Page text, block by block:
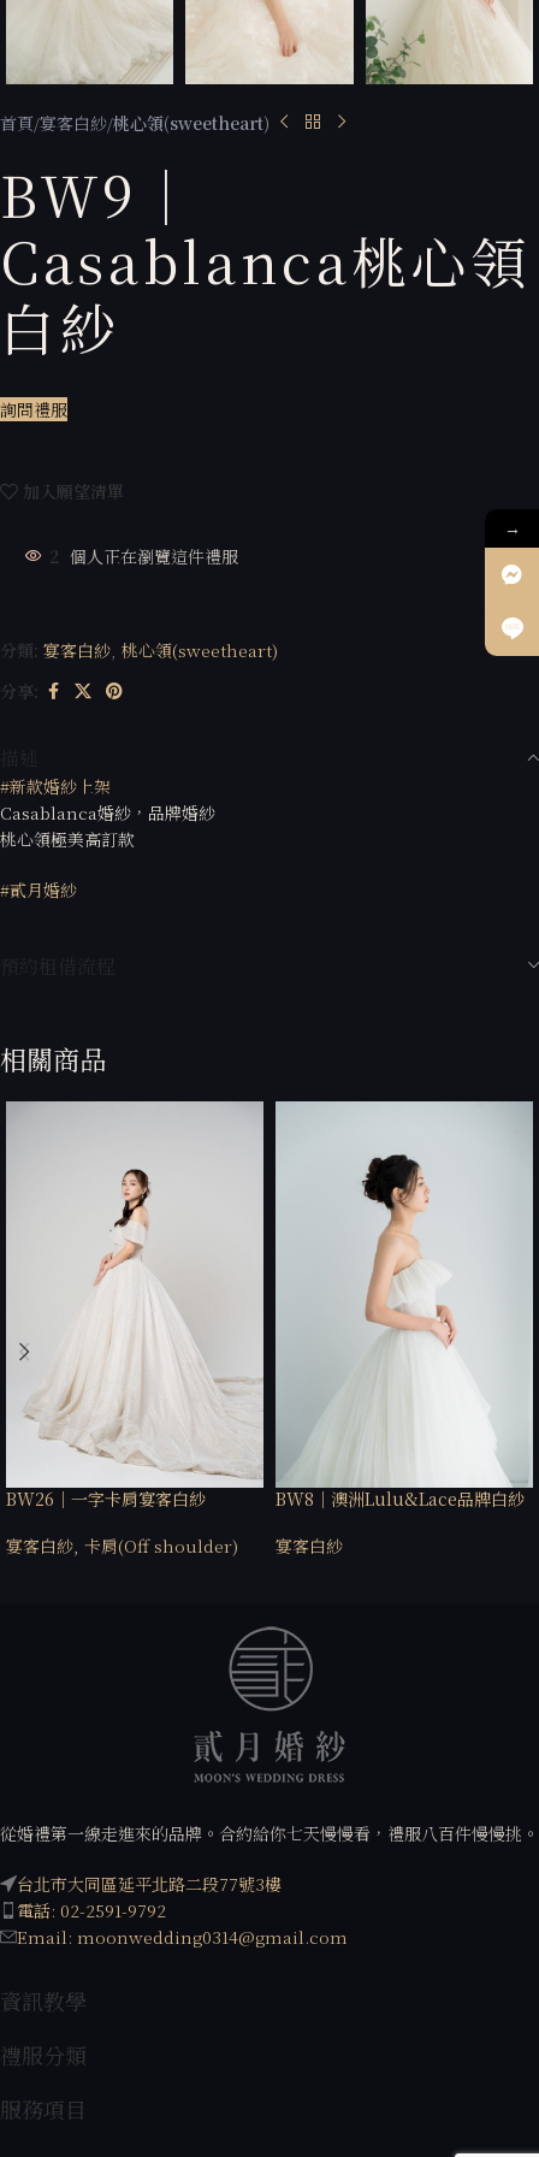
首頁 宴客白紗 桃心領(sweetheart)
BW9｜
Casablanca桃心領
白紗
詢問禮服
加入願望清單
2 個人正在瀏覽這件禮服
分類: 宴客白紗 桃心領(sweetheart)
分享:
#新款婚紗上架
Casablanca婚紗，品牌婚紗
桃心領極美高訂款
#貳月婚紗
相關商品
BW26｜一字卡肩宴客白紗
宴客白紗 卡肩(Off shoulder)
BW8｜澳洲Lulu&Lace品牌白紗
宴客白紗
從婚禮第一線走進來的品牌。合約給你七天慢慢看，禮服八百件慢慢挑。
台北市大同區延平北路二段77號3樓
電話: 02-2591-9792
Email: moonwedding0314@gmail.com
資訊教學
禮服分類
服務項目
→